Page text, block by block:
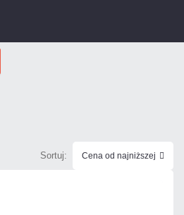
Sortuj: Cena od najniższej